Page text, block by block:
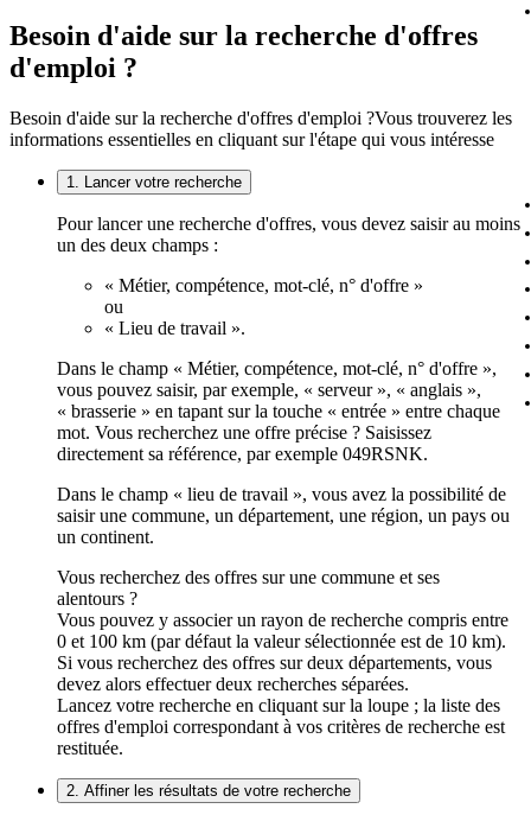
Besoin d'aide sur la recherche d'offres
d'emploi ?
Besoin d'aide sur la recherche d'offres d'emploi ?Vous trouverez les
informations essentielles en cliquant sur l'étape qui vous intéresse
1. Lancer votre recherche
Pour lancer une recherche d'offres, vous devez saisir au moins
un des deux champs :
« Métier, compétence, mot-clé, n° d'offre »
ou
« Lieu de travail ».
Dans le champ « Métier, compétence, mot-clé, n° d'offre »,
vous pouvez saisir, par exemple, « serveur », « anglais »,
« brasserie » en tapant sur la touche « entrée » entre chaque
mot. Vous recherchez une offre précise ? Saisissez
directement sa référence, par exemple 049RSNK.
Dans le champ « lieu de travail », vous avez la possibilité de
saisir une commune, un département, une région, un pays ou
un continent.
Vous recherchez des offres sur une commune et ses
alentours ?
Vous pouvez y associer un rayon de recherche compris entre
0 et 100 km (par défaut la valeur sélectionnée est de 10 km).
Si vous recherchez des offres sur deux départements, vous
devez alors effectuer deux recherches séparées.
Lancez votre recherche en cliquant sur la loupe ; la liste des
offres d'emploi correspondant à vos critères de recherche est
restituée.
2. Affiner les résultats de votre recherche